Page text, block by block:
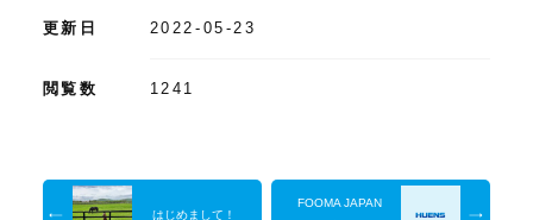
更新日 2022-05-23
閲覧数 1241
FOOMA JAPAN
はじめまして！